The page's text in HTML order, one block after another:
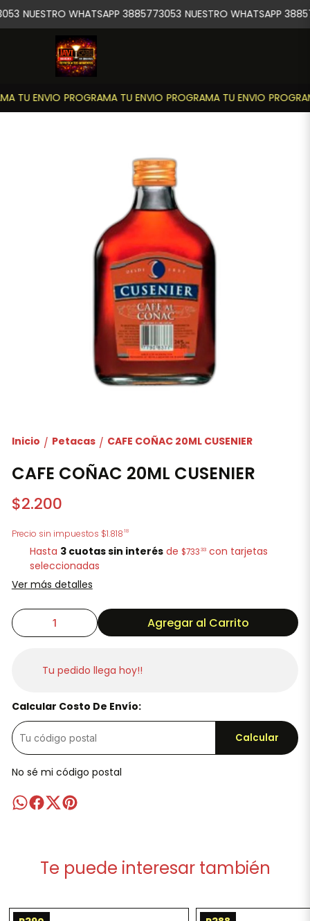
TU ENVIO PROGRAMA TU ENVIO PROGRAMA TU ENVIO
NUESTRO WHATSAPP 3885773053 NUESTRO WHATSAPP
Inicio / Petacas / CAFE COÑAC 20ML CUSENIER
CAFE COÑAC 20ML CUSENIER
$2.200
Precio sin impuestos $1.81818
Hasta 3 cuotas sin interésde $73333con tarjetas
seleccionadas
Ver más detalles
Agregar al Carrito
Tu pedido llega hoy!!
Calcular Costo De Envío:
Calcular
No sé mi código postal
Te puede interesar también